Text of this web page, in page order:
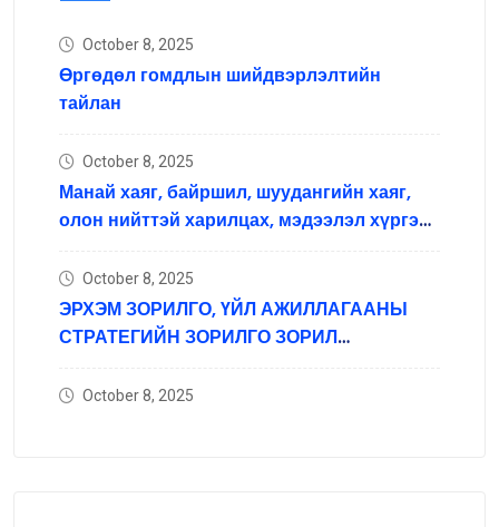
October 8, 2025
Өргөдөл гомдлын шийдвэрлэлтийн
тайлан
October 8, 2025
Манай хаяг, байршил, шуудангийн хаяг,
олон нийттэй харилцах, мэдээлэл хүргэх
October 8, 2025
ЭРХЭМ ЗОРИЛГО, ҮЙЛ АЖИЛЛАГААНЫ
СТРАТЕГИЙН ЗОРИЛГО ЗОРИЛ
October 8, 2025